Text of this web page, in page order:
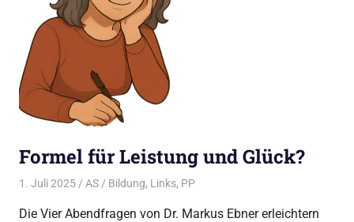
Formel für Leistung und Glück?
1. Juli 2025 AS Bildung, Links, PP
Die Vier Abendfragen von Dr. Markus Ebner erleichtern